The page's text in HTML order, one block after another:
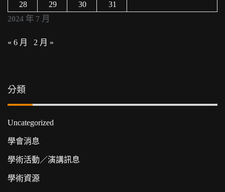
2024 年 7 月
28
29 30 31
« 6 月 2 月 »
分類
Uncategorized
學會消息
學術活動／演講訊息
學術資源